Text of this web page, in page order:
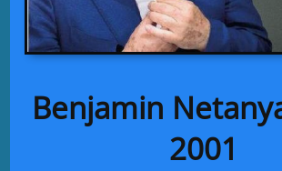
Benjamin
2001